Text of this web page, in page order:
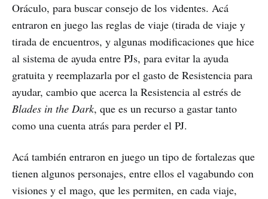
Oráculo, para buscar consejo de los videntes. Acá
entraron en juego las reglas de viaje (tirada de viaje y
tirada de encuentros, y algunas modificaciones que hice
al sistema de ayuda entre PJs, para evitar la ayuda
gratuita y reemplazarla por el gasto de Resistencia para
ayudar, cambio que acerca la Resistencia al estrés de
Blades in the Dark, que es un recurso a gastar tanto
como una cuenta atrás para perder el PJ.
Acá también entraron en juego un tipo de fortalezas que
tienen algunos personajes, entre ellos el vagabundo con
visiones y el mago, que les permiten, en cada viaje,